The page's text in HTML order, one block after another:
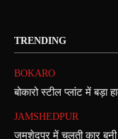
TRENDING
BOKARO
बोकारो स्टील प्लांट में बड़ा
JAMSHEDPUR
जमशेदपुर में चलती कार बनी